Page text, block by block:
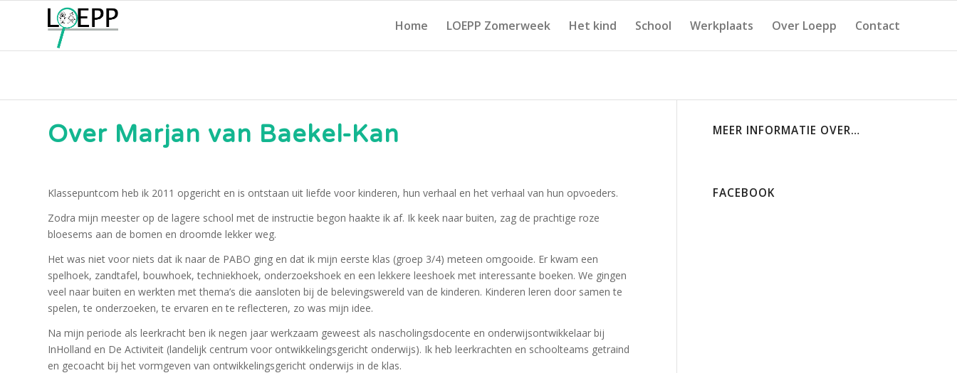
Home LOEPP Zomerweek Het kind School Werkplaats Over Loepp Contact
Over Marjan van Baekel-Kan
Klassepuntcom heb ik 2011 opgericht en is ontstaan uit liefde voor kinderen, hun verhaal en het verhaal van hun opvoeders.
Zodra mijn meester op de lagere school met de instructie begon haakte ik af. Ik keek naar buiten, zag de prachtige roze
bloesems aan de bomen en droomde lekker weg.
Het was niet voor niets dat ik naar de PABO ging en dat ik mijn eerste klas (groep 3/4) meteen omgooide. Er kwam een
spelhoek, zandtafel, bouwhoek, techniekhoek, onderzoekshoek en een lekkere leeshoek met interessante boeken. We gingen
veel naar buiten en werkten met thema’s die aansloten bij de belevingswereld van de kinderen. Kinderen leren door samen te
spelen, te onderzoeken, te ervaren en te reflecteren, zo was mijn idee.
Na mijn periode als leerkracht ben ik negen jaar werkzaam geweest als nascholingsdocente en onderwijsontwikkelaar bij
InHolland en De Activiteit (landelijk centrum voor ontwikkelingsgericht onderwijs). Ik heb leerkrachten en schoolteams getraind
en gecoacht bij het vormgeven van ontwikkelingsgericht onderwijs in de klas.
MEER INFORMATIE OVER…
FACEBOOK